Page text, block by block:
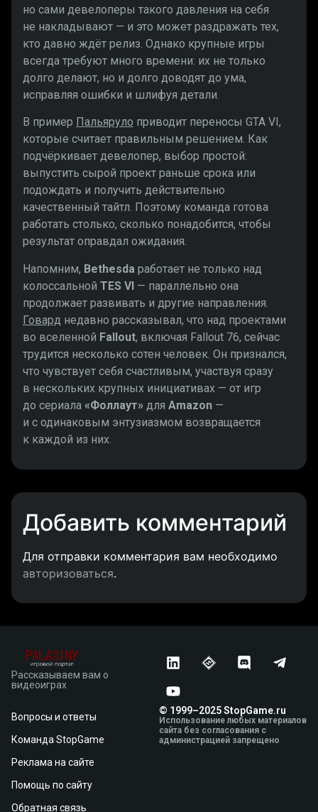
но сами девелоперы такого давления на себя
не накладывают — и это может раздражать тех,
кто давно ждёт релиз. Однако крупные игры
всегда требуют много времени: их не только
долго делают, но и долго доводят до ума,
исправляя ошибки и шлифуя детали.
В пример Пальяруло приводит переносы GTA VI,
которые считает правильным решением. Как
подчёркивает девелопер, выбор простой:
выпустить сырой проект раньше срока или
подождать и получить действительно
качественный тайтл. Поэтому команда готова
работать столько, сколько понадобится, чтобы
результат оправдал ожидания.
Напомним, Bethesda работает не только над
колоссальной TES VI — параллельно она
продолжает развивать и другие направления.
Говард недавно рассказывал, что над проектами
во вселенной Fallout, включая Fallout 76, сейчас
трудится несколько сотен человек. Он признался,
что чувствует себя счастливым, участвуя сразу
в нескольких крупных инициативах — от игр
до сериала «Фоллаут» для Amazon —
и с одинаковым энтузиазмом возвращается
к каждой из них.
Добавить комментарий
Для отправки комментария вам необходимо
авторизоваться.
Рассказываем вам о
видеоиграх
Вопросы и ответы
Команда StopGame
Реклама на сайте
Помощь по сайту
Обратная связь
© 1999–2025 StopGame.ru
Использование любых материалов
сайта без согласования с
администрацией запрещено